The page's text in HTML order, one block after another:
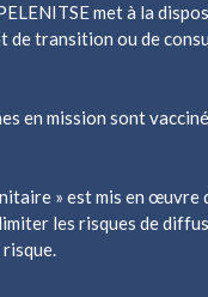
met à la
de transition ou de
en mission sont
» est mis en
limiter les risques de